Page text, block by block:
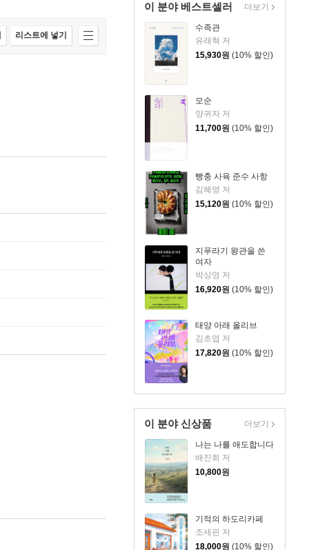
이 분야 베스트셀러
수족관
유래혁 저
15,930원 (10% 할인)
모순
양귀자 저
11,700원 (10% 할인)
빵충 사육 준수 사항
김혜영 저
15,120원 (10% 할인)
지푸라기 왕관을 쓴
여자
박상영 저
16,920원 (10% 할인)
태양 아래 올리브
김초엽 저
17,820원 (10% 할인)
더보기
이 분야 신상품
나는 나를 애도합니다
배진희 저
10,800원
기적의 하도리카페
조세핀 저
18,000원 (10% 할인)
더보기
리스트에 넣기